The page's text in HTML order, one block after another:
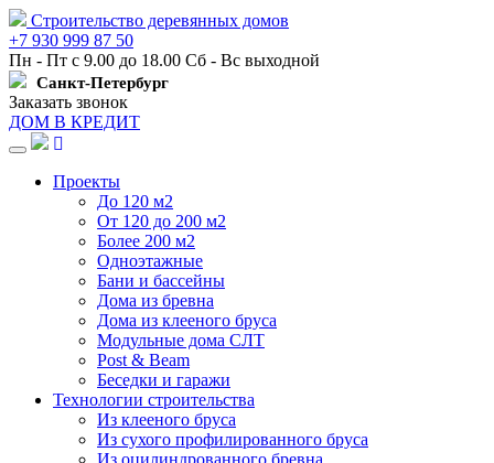
Строительство деревянных домов
+7 930 999 87 50
Пн - Пт с 9.00 до 18.00 Сб - Вс выходной
Санкт-Петербург
Заказать звонок
ДОМ В КРЕДИТ
Навигация
Проекты
До 120 м2
От 120 до 200 м2
Более 200 м2
Одноэтажные
Бани и бассейны
Дома из бревна
Дома из клееного бруса
Модульные дома СЛТ
Post & Beam
Беседки и гаражи
Технологии строительства
Из клееного бруса
Из сухого профилированного бруса
Из оцилиндрованного бревна